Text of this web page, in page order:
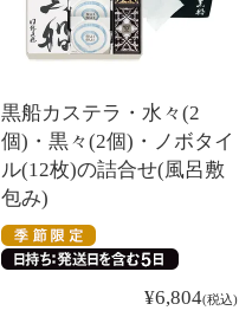
黒船カステラ・水々(2
個)・黒々(2個)・ノボタイ
ル(12枚)の詰合せ(風呂敷
包み)
¥6,804 税込